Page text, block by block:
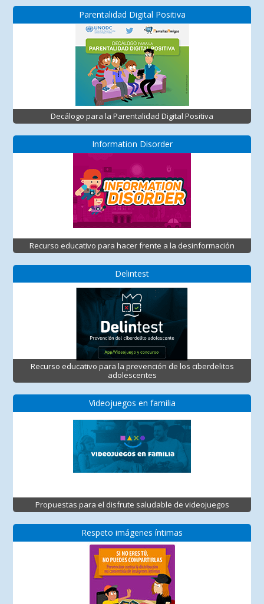
Parentalidad Digital Positiva
Decálogo para la Parentalidad Digital Positiva
Information Disorder
Recurso educativo para hacer frente a la desinformación
Delintest
Recurso educativo para la prevención de los ciberdelitos
adolescentes
Videojuegos en familia
Propuestas para el disfrute saludable de videojuegos
Respeto imágenes íntimas